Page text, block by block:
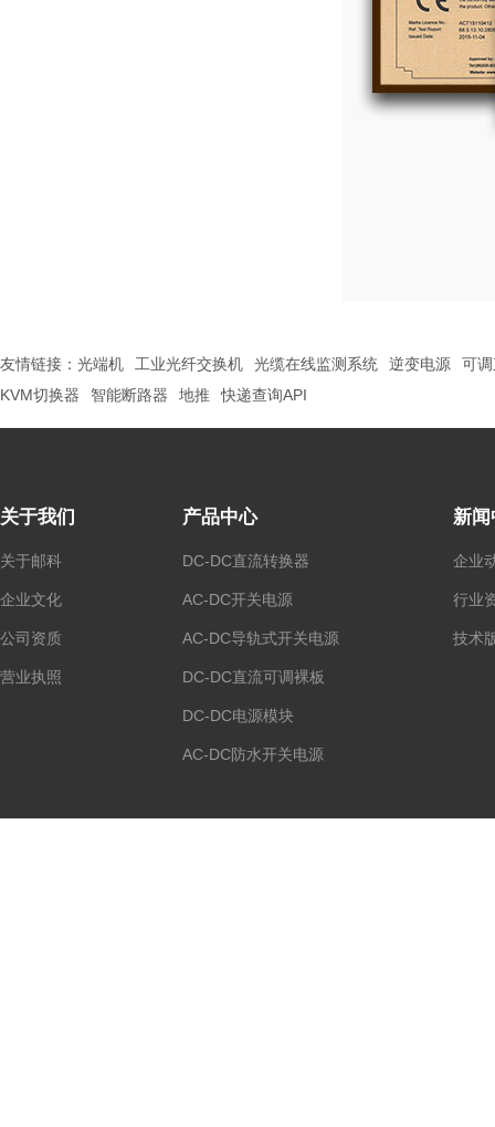
友情链接： 光端机 工业光纤交换机 光缆在线监测系统 逆变电源
可
KVM切换器
智能断路器 地推 快递查询API
关于我们
关于邮科
企业文化
公司资质
营业执照
产品中心
DC-DC直流转换器
AC-DC开关电源
AC-DC导轨式开关电源
DC-DC直流可调裸板
DC-DC电源模块
AC-DC防水开关电源
新闻
企业
行业
技术